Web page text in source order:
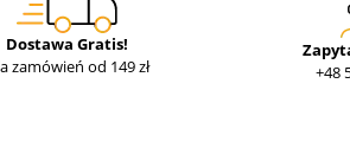
Dostawa Gratis!
zamówień od 149 zł
+48